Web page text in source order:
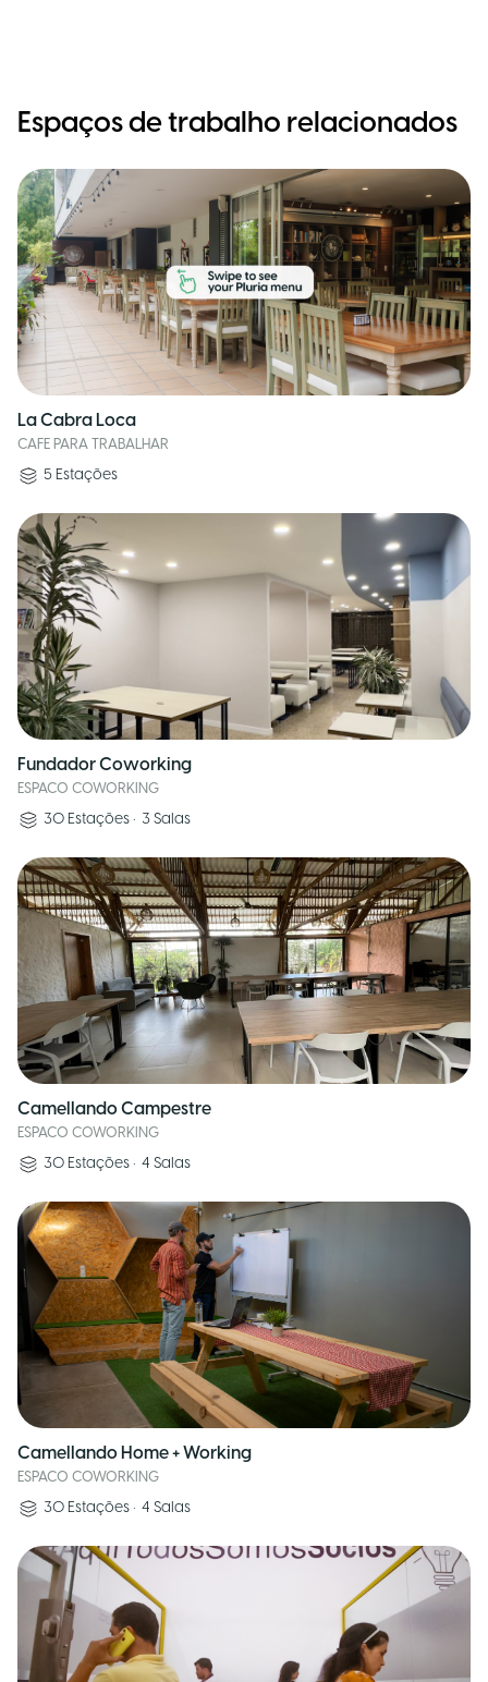
Espaços de trabalho relacionados
La Cabra Loca
CAFE PARA TRABALHAR
5 Estações
Fundador Coworking
ESPACO COWORKING
30 Estações • 3 Salas
Camellando Campestre
ESPACO COWORKING
30 Estações • 4 Salas
Camellando Home + Working
ESPACO COWORKING
30 Estações • 4 Salas